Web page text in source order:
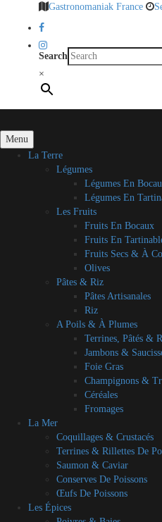
Gastronomaniak France
Search
×
Menu
La Terre
Légumes
Légumes En
Légumes En
Les Fruits
Fruits En Bocaux
Fruits En
Fruits Secs & À
Olives
Pâtes & Riz
Pâtes Artisanales
Riz
A Poils & À Plumes
Terrines, Pâtés &
Jambons &
Foie Gras
Champignons &
Céréales
Fromages
La Mer
Coquillages & Crustacés
Terrines & Rillettes De
Saumon & Caviar
Conserves De Poissons
Œufs De Poissons
Les Épices